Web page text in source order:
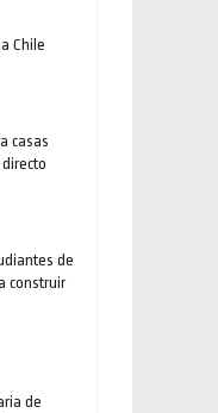
Chile
casas
de
construir
de